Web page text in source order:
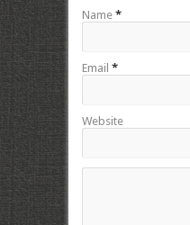
Name *
Email *
Website